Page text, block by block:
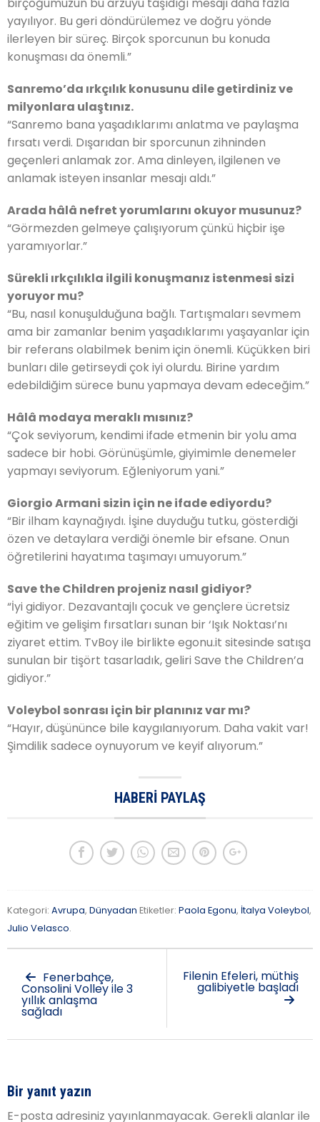
yayılıyor. Bu geri döndürülemez ve doğru yönde
ilerleyen bir süreç. Birçok sporcunun bu konuda
konuşması da önemli.”
Sanremo’da ırkçılık konusunu dile getirdiniz ve
milyonlara ulaştınız.
“Sanremo bana yaşadıklarımı anlatma ve paylaşma
fırsatı verdi. Dışarıdan bir sporcunun zihninden
geçenleri anlamak zor. Ama dinleyen, ilgilenen ve
anlamak isteyen insanlar mesajı aldı.”
Arada hâlâ nefret yorumlarını okuyor musunuz?
“Görmezden gelmeye çalışıyorum çünkü hiçbir işe
yaramıyorlar.”
Sürekli ırkçılıkla ilgili konuşmanız istenmesi sizi
yoruyor mu?
“Bu, nasıl konuşulduğuna bağlı. Tartışmaları sevmem
ama bir zamanlar benim yaşadıklarımı yaşayanlar için
bir referans olabilmek benim için önemli. Küçükken biri
bunları dile getirseydi çok iyi olurdu. Birine yardım
edebildiğim sürece bunu yapmaya devam edeceğim.”
Hâlâ modaya meraklı mısınız?
“Çok seviyorum, kendimi ifade etmenin bir yolu ama
sadece bir hobi. Görünüşümle, giyimimle denemeler
yapmayı seviyorum. Eğleniyorum yani.”
Giorgio Armani sizin için ne ifade ediyordu?
“Bir ilham kaynağıydı. İşine duyduğu tutku, gösterdiği
özen ve detaylara verdiği önemle bir efsane. Onun
öğretilerini hayatıma taşımayı umuyorum.”
Save the Children projeniz nasıl gidiyor?
“İyi gidiyor. Dezavantajlı çocuk ve gençlere ücretsiz
eğitim ve gelişim fırsatları sunan bir ‘Işık Noktası’nı
ziyaret ettim. TvBoy ile birlikte egonu.it sitesinde satışa
sunulan bir tişört tasarladık, geliri Save the Children’a
gidiyor.”
Voleybol sonrası için bir planınız var mı?
“Hayır, düşününce bile kaygılanıyorum. Daha vakit var!
Şimdilik sadece oynuyorum ve keyif alıyorum.”
HABERI PAYLAŞ
Kategori: Avrupa, Dünyadan Etiketler: Paola Egonu, İtalya Voleybol,
Julio Velasco.
Fenerbahçe,
Consolini Volley ile 3
yıllık anlaşma
sağladı
Filenin Efeleri, müthiş
galibiyetle başladı
Bir yanıt yazın
E-posta adresiniz yayınlanmayacak. Gerekli alanlar ile